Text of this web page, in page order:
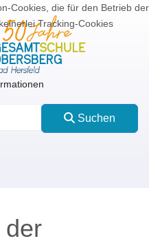
Suchen
der
Cookies, die für den Betrieb der
Tracking-Cookies